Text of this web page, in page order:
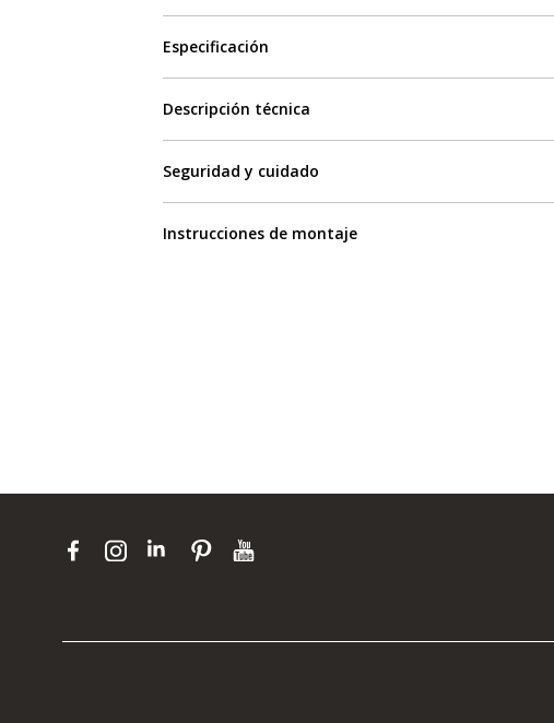
Especificación
Descripción técnica
Seguridad y cuidado
Instrucciones de montaje